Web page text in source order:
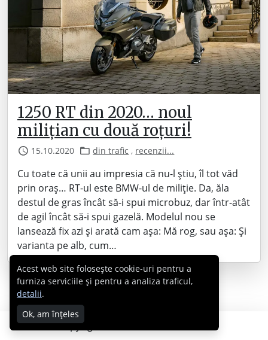
1250 RT din 2020… noul
milițian cu două roțuri!
15.10.2020 din trafic , recenzii...
Cu toate că unii au impresia că nu-l știu, îl tot văd
prin oraș… RT-ul este BMW-ul de miliție. Da, ăla
destul de gras încât să-i spui microbuz, dar într-atât
de agil încât să-i spui gazelă. Modelul nou se
lansează fix azi și arată cam așa: Mă rog, sau așa: Și
varianta pe alb, cum…
Copyright © 2007 - 2026 Cabral.ro
Acest web site folosește cookie-uri pentru a
furniza serviciile și pentru a analiza traficul,
detalii.
Ok, am înțeles